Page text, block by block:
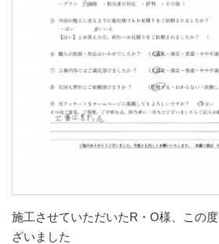
施工させていただいたR・O様、この
ざいました